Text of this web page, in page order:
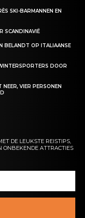
SKI-BARMANNEN EN
SCANDINAVIË
BELANDT OP ITALIAANSE
DOOR
VIER PERSONEN
DE LEUKSTE REISTIPS,
ONBEKENDE ATTRACTIES